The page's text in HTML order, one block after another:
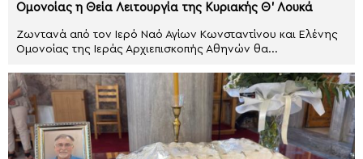
Ομονοίας η Θεία Λειτουργία της Κυριακής Θ’ Λουκά
Ζωντανά από τον Ιερό Ναό Αγίων Κωνσταντίνου και Ελένης
Ομονοίας της Ιεράς Αρχιεπισκοπής Αθηνών θα...